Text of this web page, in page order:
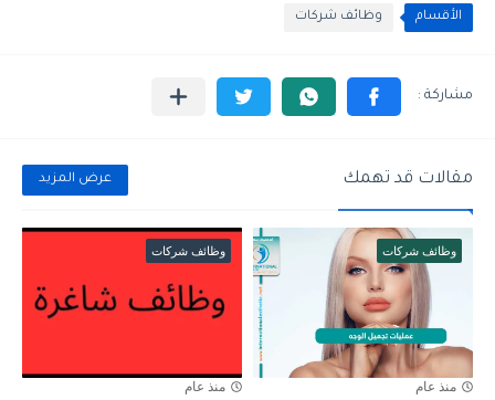
الأقسام وظائف شركات
مقالات قد تهمك عرض المزيد
وظائف شركات
منذ عام
وظائف شركات
منذ عام